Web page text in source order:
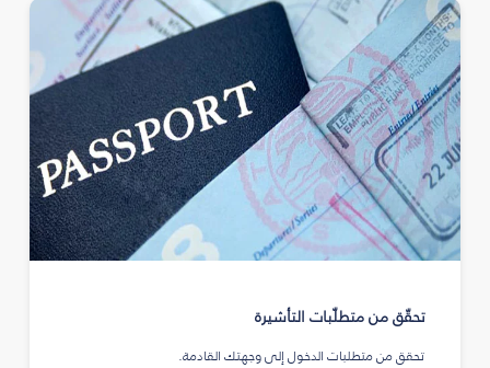
تحقّق من متطلّبات التأشيرة
تحقق من متطلبات الدخول إلى وجهتك القادمة.